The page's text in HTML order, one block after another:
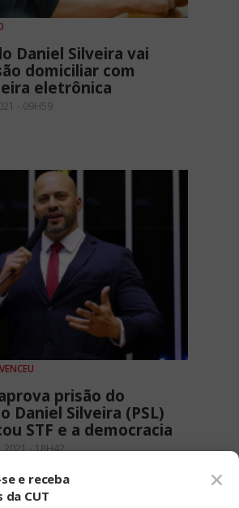
Daniel Silveira vai
domiciliar com
eletrônica
- 09H59
prisão do
Daniel Silveira (PSL)
STF e a democracia
2021 - 18H42
e receba
da CUT